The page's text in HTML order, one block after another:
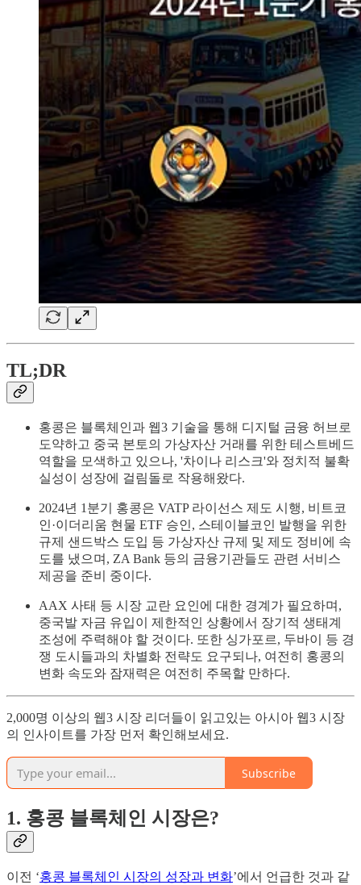
TL;DR
홍콩은 블록체인과 웹3 기술을 통해 디지털 금융 허브로
도약하고 중국 본토의 가상자산 거래를 위한 테스트베드
역할을 모색하고 있으나, '차이나 리스크'와 정치적 불확
실성이 성장에 걸림돌로 작용해왔다.
2024년 1분기 홍콩은 VATP 라이선스 제도 시행, 비트코
인·이더리움 현물 ETF 승인, 스테이블코인 발행을 위한
규제 샌드박스 도입 등 가상자산 규제 및 제도 정비에 속
도를 냈으며, ZA Bank 등의 금융기관들도 관련 서비스
제공을 준비 중이다.
AAX 사태 등 시장 교란 요인에 대한 경계가 필요하며,
중국발 자금 유입이 제한적인 상황에서 장기적 생태계
조성에 주력해야 할 것이다. 또한 싱가포르, 두바이 등 경
쟁 도시들과의 차별화 전략도 요구되나, 여전히 홍콩의
변화 속도와 잠재력은 여전히 주목할 만하다.
2,000명 이상의 웹3 시장 리더들이 읽고있는 아시아 웹3 시장
의 인사이트를 가장 먼저 확인해보세요.
Subscribe
1. 홍콩 블록체인 시장은?
이전 ‘홍콩 블록체인 시장의 성장과 변화’에서 언급한 것과 같